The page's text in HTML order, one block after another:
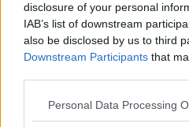
disclosure of your personal
IAB’s list of downstream
also be disclosed by us to third
Downstream Participants that
Please note that this website/
Personal Data Processing